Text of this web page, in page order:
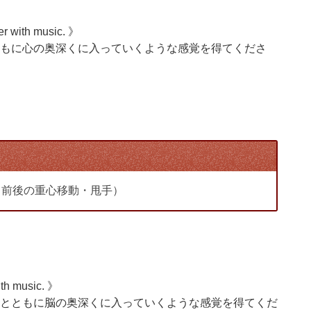
with music. 》
に心の奥深くに入っていくような感覚を得てくださ
後の重心移動・甩手）
music. 》
ともに脳の奥深くに入っていくような感覚を得てくだ